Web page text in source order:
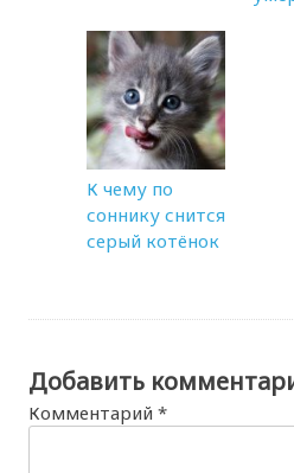
К чему по
соннику снится
серый котёнок
Добавить
Комментарий*